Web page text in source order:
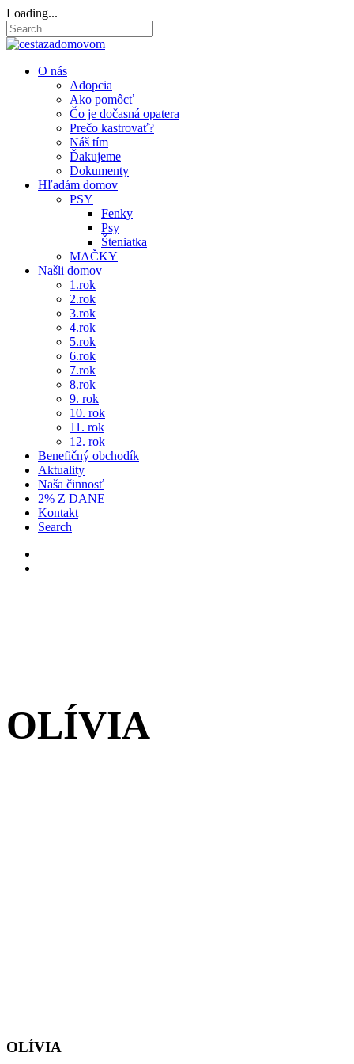
Loading...
O nás
Adopcia
Ako pomôcť
Čo je dočasná opatera
Prečo kastrovať?
Náš tím
Ďakujeme
Dokumenty
Hľadám domov
PSY
Fenky
Psy
Šteniatka
MAČKY
Našli domov
1.rok
2.rok
3.rok
4.rok
5.rok
6.rok
7.rok
8.rok
9. rok
10. rok
11. rok
12. rok
Benefičný obchodík
Aktuality
Naša činnosť
2% Z DANE
Kontakt
Search
OLÍVIA
OLÍVIA